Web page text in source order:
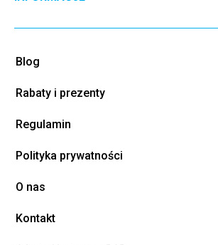
Blog
Rabaty i prezenty
Regulamin
Polityka prywatności
O nas
Kontakt